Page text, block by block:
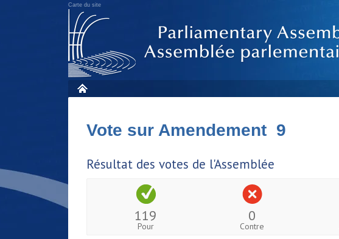
Carte du site
Vote sur Amendement 9
Résultat des votes de l'Assemblée
119
Pour
0
Contre